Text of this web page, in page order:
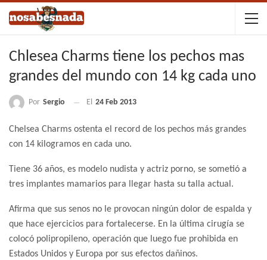
Chlesea Charms tiene los pechos mas
grandes del mundo con 14 kg cada uno
Por Sergio El 24 Feb 2013
Chelsea Charms ostenta el record de los pechos más grandes
con 14 kilogramos en cada uno.
Tiene 36 años, es modelo nudista y actriz porno, se sometió a
tres implantes mamarios para llegar hasta su talla actual.
Afirma que sus senos no le provocan ningún dolor de espalda y
que hace ejercicios para fortalecerse. En la última cirugía se
colocó polipropileno, operación que luego fue prohibida en
Estados Unidos y Europa por sus efectos dañinos.